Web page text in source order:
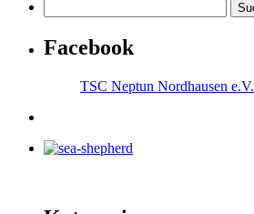
Facebook
TSC Neptun Nordhausen e.V.